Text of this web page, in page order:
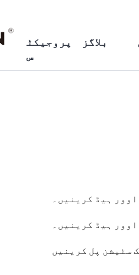
پروجیکٹ
س
بلاگز
ہیڈ کرینیں۔
ہیڈ کرینیں۔
سٹیشن پل کرینیں